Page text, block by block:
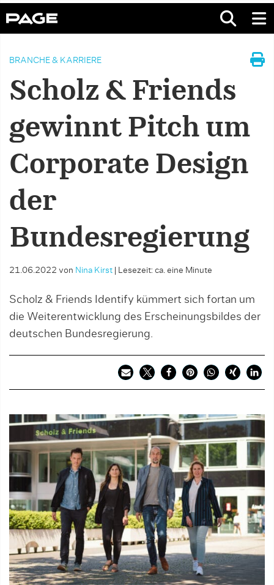
BRANCHE & KARRIERE
Scholz & Friends
gewinnt Pitch um
Corporate Design
der
Bundesregierung
21.06.2022 von Nina Kirst Lesezeit: ca. eine Minute
Scholz & Friends Identify kümmert sich fortan um
die Weiterentwicklung des Erscheinungsbildes der
deutschen Bundesregierung.